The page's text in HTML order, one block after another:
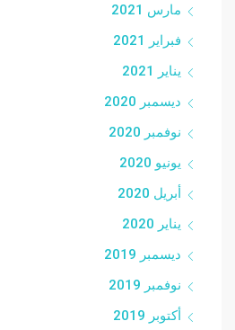
مارس 2021
فبراير 2021
يناير 2021
ديسمبر 2020
نوفمبر 2020
يونيو 2020
أبريل 2020
يناير 2020
ديسمبر 2019
نوفمبر 2019
أكتوبر 2019